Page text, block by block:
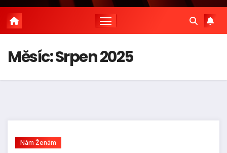
Měsíc:Srpen 2025
Nám Ženám